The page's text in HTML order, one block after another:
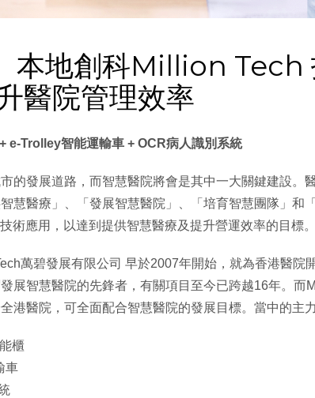
本地創科Million
醫院管理效率
e-Trolley智能運輸車 + OCR病人識別系統
的發展道路，而智慧醫院將會是其中一大關鍵建設
慧醫療」、「發展智慧醫院」、「培育智慧團隊」
術應用，以達到提供智慧醫療及提升營運效率的目標。
萬碧發展有限公司 早於2007年開始，就為香港醫
展智慧醫院的先鋒者，有關項目至今已跨越16年。
港醫院，可全面配合智慧醫院的發展目標。當中的主
櫃
車